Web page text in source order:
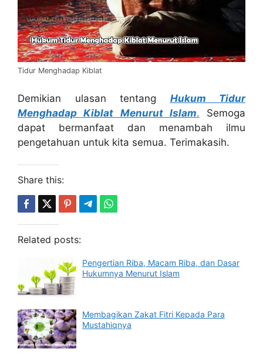
Tidur Menghadap Kiblat
Demikian ulasan tentang Hukum Tidur
Menghadap Kiblat Menurut Islam. Semoga
dapat bermanfaat dan menambah ilmu
pengetahuan untuk kita semua. Terimakasih.
Share this:
Related posts:
Pengertian Riba, Macam Riba, dan Dasar
Hukumnya Menurut Islam
Membagikan Zakat Fitri Kepada Para
Mustahiqnya